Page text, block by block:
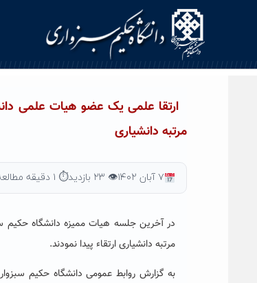
ارتقا علمی یک عضو هیات علمی
مرتبه دانشیاری
۷ آبان ۱۴۰۲ 👁 ۲۳ بازدید ⏱ ۱ دقیقه مطالعه
در آخرین جلسه هیات ممیزه دانشگاه
مرتبه دانشیاری ارتقاء پیدا نمودند.
به گزارش روابط عمومی دانشگاه حکیم